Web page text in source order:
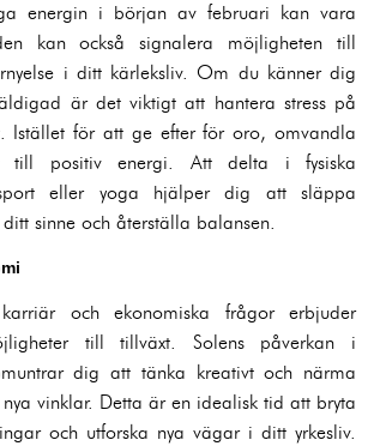
energin i början av februari kan vara
kan också signalera möjligheten till
i ditt kärleksliv. Om du känner dig
är det viktigt att hantera stress på
Istället för att ge efter för oro, omvandla
till positiv energi. Att delta i fysiska
eller yoga hjälper dig att släppa
sinne och återställa balansen.
och ekonomiska frågor erbjuder
till tillväxt. Solens påverkan i
dig att tänka kreativt och närma
vinklar. Detta är en idealisk tid att bryta
och utforska nya vägar i ditt yrkesliv.